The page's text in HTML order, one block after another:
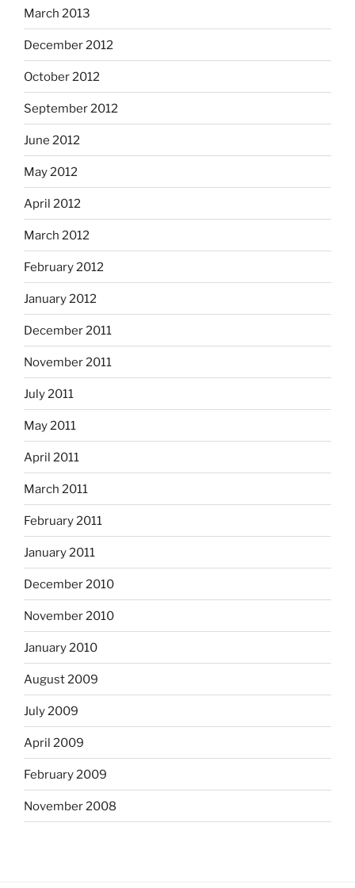
March 2013
December 2012
October 2012
September 2012
June 2012
May 2012
April 2012
March 2012
February 2012
January 2012
December 2011
November 2011
July 2011
May 2011
April 2011
March 2011
February 2011
January 2011
December 2010
November 2010
January 2010
August 2009
July 2009
April 2009
February 2009
November 2008